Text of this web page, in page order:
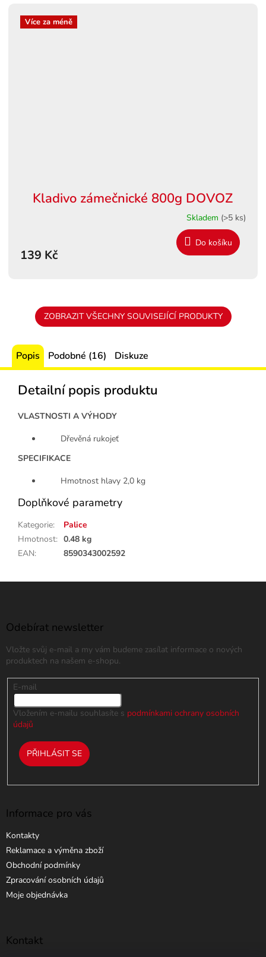
Více za méně
Kladivo zámečnické 800g DOVOZ
Skladem (>5 ks)
139 Kč
Do košíku
ZOBRAZIT VŠECHNY SOUVISEJÍCÍ PRODUKTY
Popis Podobné (16) Diskuze
Detailní popis produktu
VLASTNOSTI A VÝHODY
Dřevěná rukojeť
SPECIFIKACE
Hmotnost hlavy 2,0 kg
Doplňkové parametry
Kategorie:
Palice
Hmotnost: 0.48 kg
EAN: 8590343002592
Odebírat newsletter
Vložte svůj e-mail a my vám budeme zasílat informace o nových
produktech na našem e-shopu.
E-mail
Vložením e-mailu souhlasíte s podmínkami ochrany osobních
údajů
PŘIHLÁSIT SE
Informace pro vás
Kontakty
Reklamace a výměna zboží
Obchodní podmínky
Zpracování osobních údajů
Moje objednávka
Kontakt